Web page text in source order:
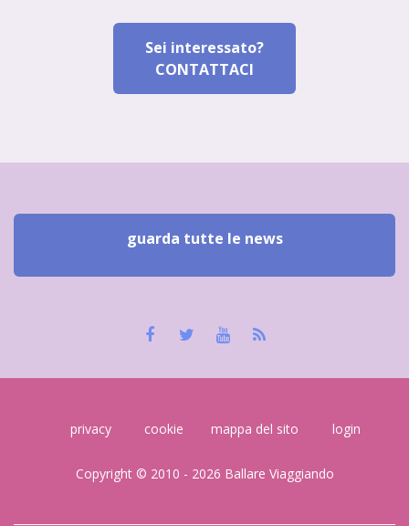
Sei interessato?
CONTATTACI
guarda tutte le news
privacy cookie mappa del sito login
Copyright © 2010 - 2026 Ballare Viaggiando